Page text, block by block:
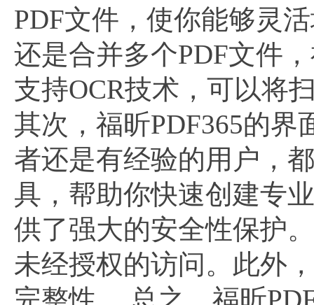
PDF文件，使你能够灵
还是合并多个PDF文件
支持OCR技术，可以将
其次，福昕PDF365的
者还是有经验的用户，
具，帮助你快速创建专
供了强大的安全性保护
未经授权的访问。此外
完整性。 总之，福昕